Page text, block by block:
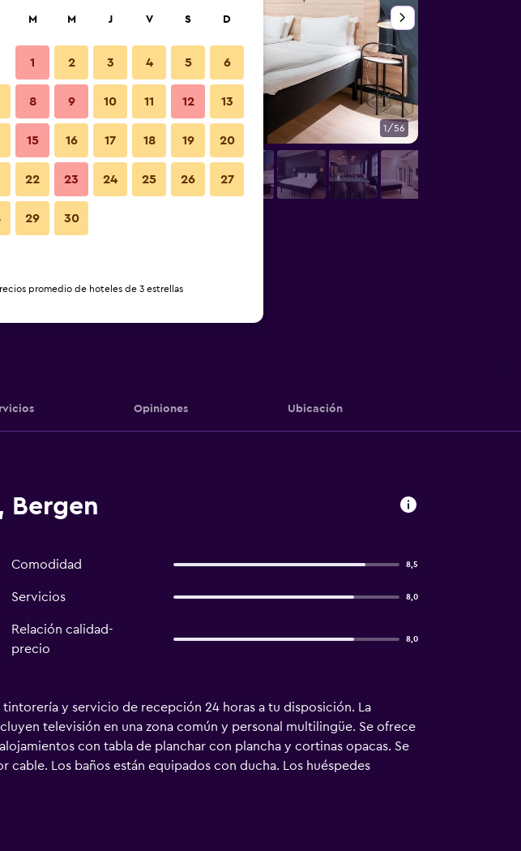
Habitación 1/56
Fotos
Opiniones Ubicación
Bergen
Comodidad 8,5
Servicios 8,0
Relación calidad-
precio
8,0
y servicio de recepción 24 horas a tu disposición. La
televisión en una zona común y personal multilingüe. Se ofrece
con tabla de planchar con plancha y cortinas opacas. Se
Los baños están equipados con ducha. Los huéspedes
Es posible solicitar cambio de toallas y cambio de sábanas. Se
M M J V S D
1 2 3 4 5 6
8 9 10 11 12 13
15 16 17 18 19 20
22 23 24 25 26 27
29 30
promedio de hoteles de 3 estrellas